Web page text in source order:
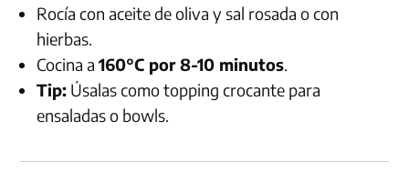
Rocía con aceite de oliva y sal rosada o con
hierbas.
Cocina a160°C por 8-10 minutos.
Tip: Úsalas como topping crocante para
ensaladas o bowls.